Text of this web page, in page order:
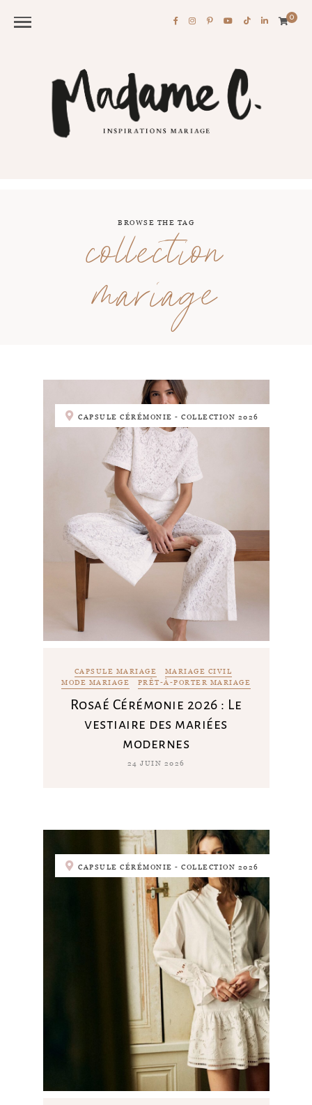
0
BROWSE THE TAG
collection
mariage
CAPSULE CÉRÉMONIE - COLLECTION 2026
CAPSULE MARIAGE
MARIAGE CIVIL
MODE MARIAGE
PRÊT-À-PORTER MARIAGE
Rosaé Cérémonie 2026 : Le
vestiaire des mariées
modernes
24 JUIN 2026
CAPSULE CÉRÉMONIE - COLLECTION 2026